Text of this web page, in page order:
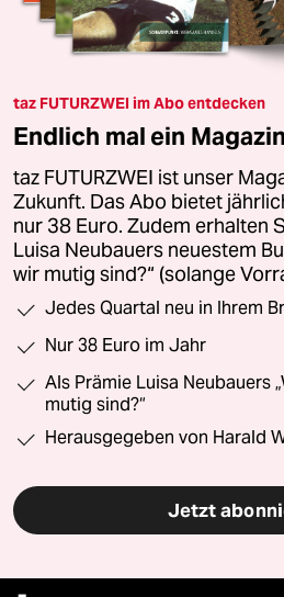
taz FUTURZWEI im Abo entdecken
Endlich mal ein
taz FUTURZWEI ist unser
Zukunft. Das Abo bietet
nur 38 Euro. Zudem erhalten
Luisa Neubauers neuestem
wir mutig sind?“ (solange
Jedes Quartal neu in Ihrem
Nur 38 Euro im Jahr
Als Prämie Luisa Neubauers
mutig sind?“
Herausgegeben von Harald
Jetzt